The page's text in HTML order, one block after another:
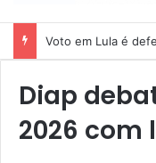
Voto em Lula é
Diap
2026 com